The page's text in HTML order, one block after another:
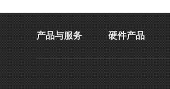
产品与服务 硬件产品